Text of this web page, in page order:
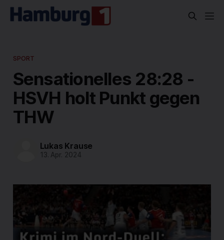
SPORT
Sensationelles 28:28 -
HSVH holt Punkt gegen
THW
Lukas Krause
13. Apr. 2024